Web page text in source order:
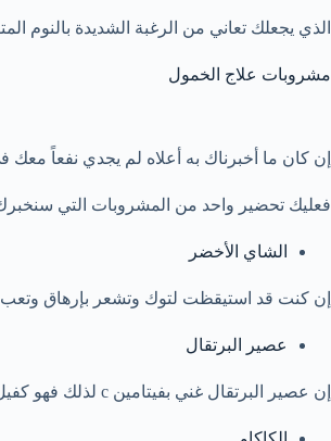
الذي يجعلك تعاني من الرغبة الشديدة بالنوم
مشروبات علاج الخمول
إن كان ما أخبرناك به أعلاه لم يجدي نفعاً
فعليك تحضير واحد من المشروبات التي
الشاي الأخضر
إن كنت قد استيقظت لتوك وتشعر بإرهاق
عصير البرتقال
إن عصير البرتقال غني بفيتامين c لذلك فهو كفيل بأن يحسن نشاطك ويقضي على الكسل الدائم الذي تعاني منه.